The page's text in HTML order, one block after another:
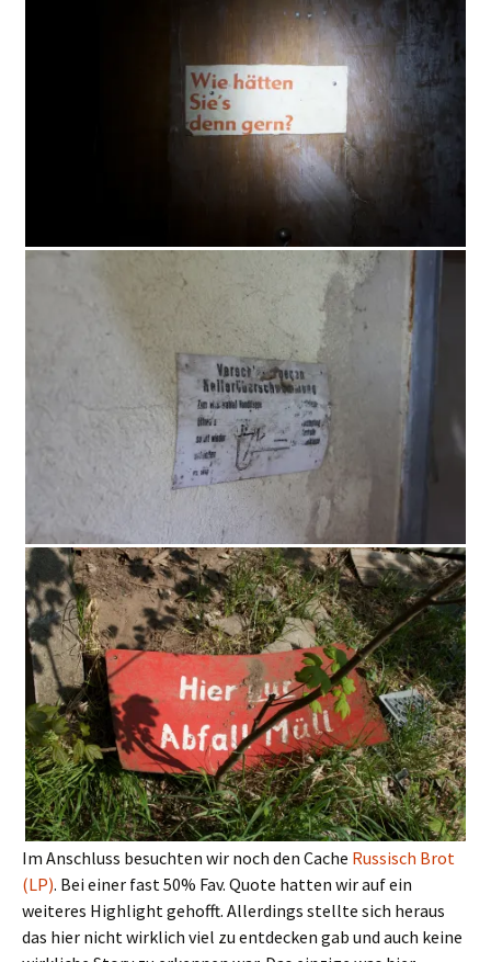
Im Anschluss besuchten wir noch den Cache Russisch Brot
(LP). Bei einer fast 50% Fav. Quote hatten wir auf ein
weiteres Highlight gehofft. Allerdings stellte sich heraus
das hier nicht wirklich viel zu entdecken gab und auch keine